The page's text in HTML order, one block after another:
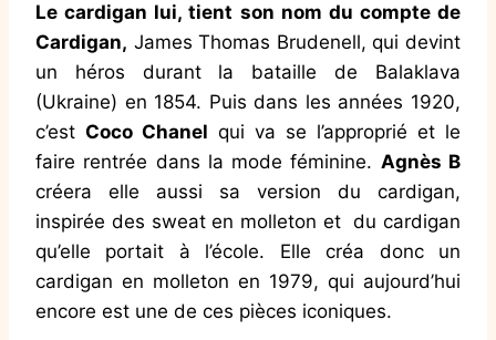
Le cardigan lui, tient son nom du compte de
Cardigan, James Thomas Brudenell, qui devint
un héros durant la bataille de Balaklava
(Ukraine) en 1854. Puis dans les années 1920,
c’est Coco Chanel qui va se l’approprié et le
faire rentrée dans la mode féminine. Agnès B
créera elle aussi sa version du cardigan,
inspirée des sweat en molleton et du cardigan
qu’elle portait à l’école. Elle créa donc un
cardigan en molleton en 1979, qui aujourd’hui
encore est une de ces pièces iconiques.